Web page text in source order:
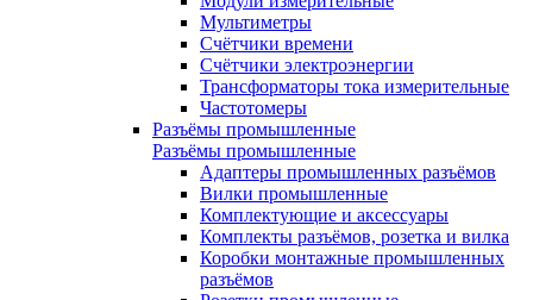
Мультиметры
Счётчики времени
Счётчики электроэнергии
Трансформаторы тока измерительные
Частотомеры
Разъёмы промышленные
Разъёмы промышленные
Адаптеры промышленных разъёмов
Вилки промышленные
Комплектующие и аксессуары
Комплекты разъёмов, розетка и вилка
Коробки монтажные промышленных
разъёмов